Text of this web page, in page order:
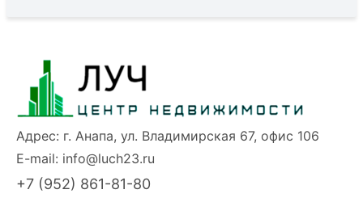
Адрес: г. Анапа, ул. Владимирская 67, офис 106
E-mail: info@luch23.ru
+7 (952) 861-81-80